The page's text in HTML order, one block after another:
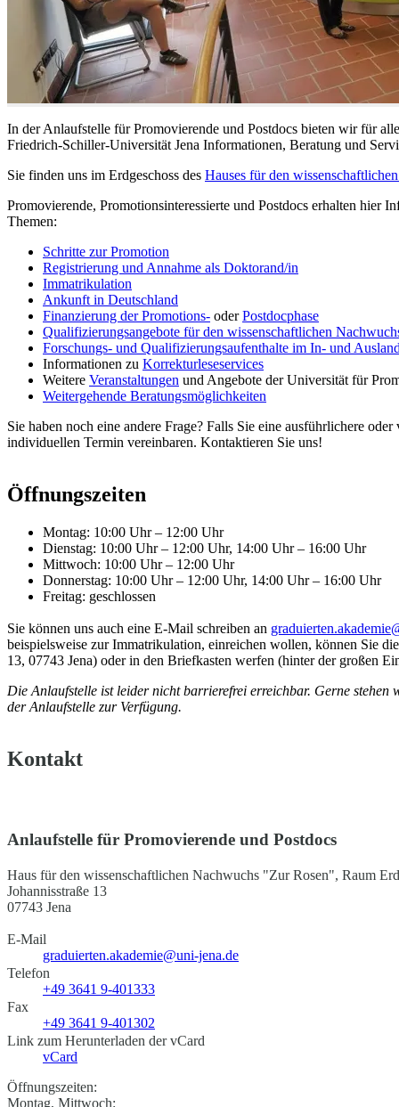
In der Anlaufstelle für Promovierende und Postdocs bieten wir für
Friedrich-Schiller-Universität Jena Informationen, Beratung und
Sie finden uns im Erdgeschoss des Hauses für den
Promovierende, Promotionsinteressierte und Postdocs erhalten hier
Themen:
Schritte zur Promotion
Registrierung und Annahme als Doktorand/in
Immatrikulation
Ankunft in Deutschland
Finanzierung der Promotions- oderPostdocphase
Qualifizierungsangebote für den wissenschaftlichen
Forschungs- und Qualifizierungsaufenthalte im In- und
Informationen zu Korrekturleseservices
Weitere Veranstaltungen und Angebote der Universität für
Weitergehende Beratungsmöglichkeiten
Sie haben noch eine andere Frage? Falls Sie eine ausführlichere
individuellen Termin vereinbaren. Kontaktieren Sie uns!
Öffnungszeiten
Montag: 10:00 Uhr – 12:00 Uhr
Dienstag: 10:00 Uhr – 12:00 Uhr, 14:00 Uhr – 16:00 Uhr
Mittwoch: 10:00 Uhr – 12:00 Uhr
Donnerstag: 10:00 Uhr – 12:00 Uhr, 14:00 Uhr – 16:00 Uhr
Freitag: geschlossen
Sie können uns auch eine E-Mail schreiben an
beispielsweise zur Immatrikulation, einreichen wollen, können Sie
13, 07743 Jena) oder in den Briefkasten werfen (hinter der großen
Die Anlaufstelle ist leider nicht barrierefrei erreichbar. Gerne
der Anlaufstelle zur Verfügung.
Kontakt
Anlaufstelle für Promovierende und Postdocs
Haus für den wissenschaftlichen Nachwuchs "Zur Rosen", Raum
Johannisstraße 13
07743 Jena
E-Mail
graduierten.akademie@uni-jena.de
Telefon
+49 3641 9-401333
Fax
+49 3641 9-401302
Link zum Herunterladen der vCard
vCard
Öffnungszeiten:
Montag, Mittwoch: